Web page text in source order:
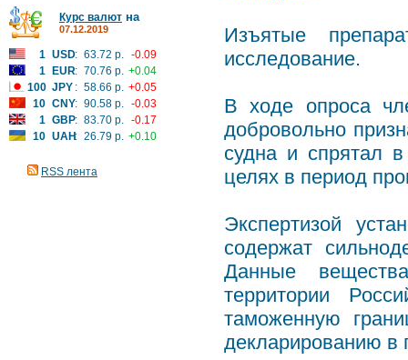
Курс валют на
07.12.2019
1 USD: 63.72 р. -0.09
1
EUR: 70.76 р. +0.04
100 JPY : 58.66 р. +0.05
10 CNY: 90.58 р. -0.03
1 GBP: 83.70 р. -0.17
10 UAH: 26.79 р. +0.10
RSS лента
Изъятые
исследование.
В ходе опроса
добровольно
судна и спрятал
целях в период
Экспертизой
содержат
Данные
территории
таможенную
декларированию